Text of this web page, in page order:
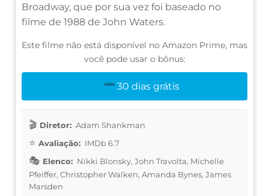
Broadway, que por sua vez foi baseado no
filme de 1988 de John Waters.
Este filme não está disponível no Amazon Prime, mas
você pode usar o bônus:
30 dias grátis
Diretor: Adam Shankman
Avaliação: IMDb 6.7
Elenco: Nikki Blonsky, John Travolta, Michelle
Pfeiffer, Christopher Walken, Amanda Bynes, James
Marsden